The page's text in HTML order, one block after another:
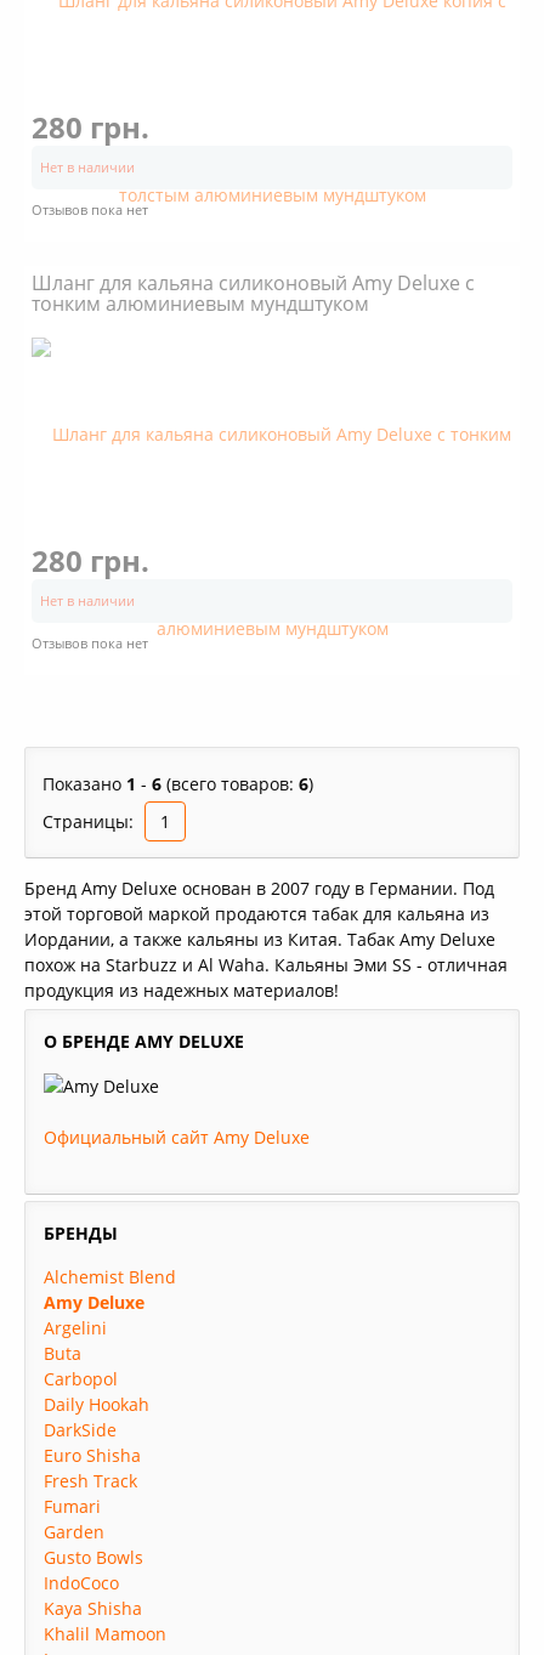
280 грн.
Нет в наличии
Отзывов пока нет
Шланг для кальяна силиконовый Amy Deluxe с
тонким алюминиевым мундштуком
280 грн.
Нет в наличии
Отзывов пока нет
Показано 1 - 6 (всего товаров: 6)
Страницы:
1
Бренд Amy Deluxe основан в 2007 году в Германии. Под
этой торговой маркой продаются табак для кальяна из
Иордании, а также кальяны из Китая. Табак Amy Deluxe
похож на Starbuzz и Al Waha. Кальяны Эми SS - отличная
продукция из надежных материалов!
О БРЕНДЕ AMY DELUXE
Официальный сайт Amy Deluxe
БРЕНДЫ
Alchemist Blend
Amy Deluxe
Argelini
Buta
Carbopol
Daily Hookah
DarkSide
Euro Shisha
Fresh Track
Fumari
Garden
Gusto Bowls
IndoCoco
Kaya Shisha
Khalil Mamoon